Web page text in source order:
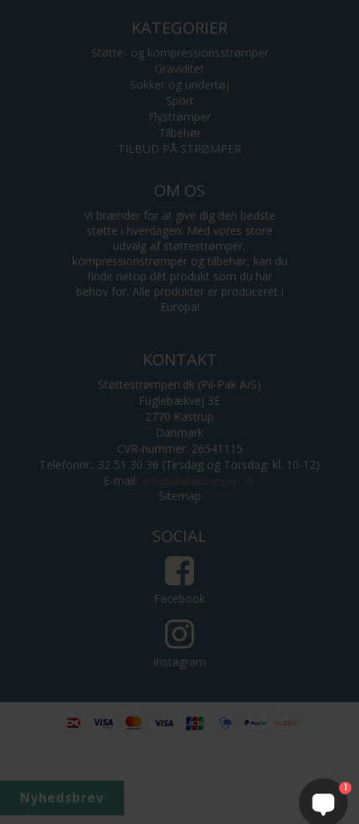
Nyhedsbrev
KATEGORIER
Støtte- og kompressionsstrømper
Graviditet
Sokker og undertøj
Sport
Flystrømper
Tilbehør
TILBUD PÅ STRØMPER
OM OS
Vi brænder for at give dig den bedste
støtte i hverdagen. Med vores store
udvalg af støttestrømper,
kompressionstrømper og tilbehør, kan du
finde netop dét produkt som du har
behov for. Alle produkter er produceret i
Europa!
KONTAKT
Støttestrømpen.dk (Pil-Pak A/S)
Fuglebækvej 3E
2770 Kastrup
Danmark
CVR-nummer: 26541115
Telefonnr.: 32 51 30 36 (Tirsdag og Torsdag: kl. 10-12)
E-mail:
Sitemap
SOCIAL
Facebook
Instagram
129 Anmeldelser 1